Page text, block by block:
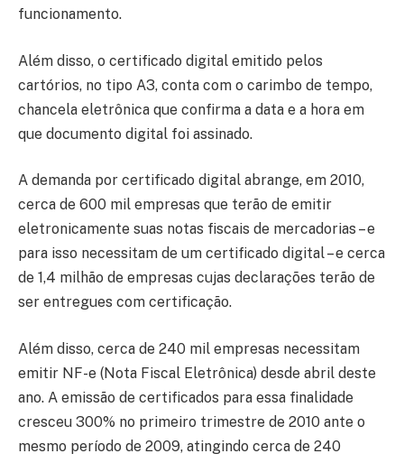
funcionamento.
Além disso, o certificado digital emitido pelos
cartórios, no tipo A3, conta com o carimbo de tempo,
chancela eletrônica que confirma a data e a hora em
que documento digital foi assinado.
A demanda por certificado digital abrange, em 2010,
cerca de 600 mil empresas que terão de emitir
eletronicamente suas notas fiscais de mercadorias – e
para isso necessitam de um certificado digital – e cerca
de 1,4 milhão de empresas cujas declarações terão de
ser entregues com certificação.
Além disso, cerca de 240 mil empresas necessitam
emitir NF-e (Nota Fiscal Eletrônica) desde abril deste
ano. A emissão de certificados para essa finalidade
cresceu 300% no primeiro trimestre de 2010 ante o
mesmo período de 2009, atingindo cerca de 240